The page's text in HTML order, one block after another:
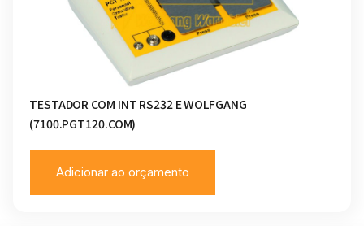
TESTADOR COM INT RS232 E WOLFGANG
(7100.PGT120.COM)
Adicionar ao orçamento